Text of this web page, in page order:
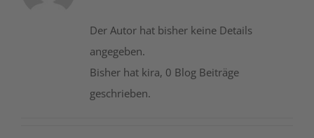
Unternehmen
Der Autor hat bisher keine Details
angegeben.
Bisher hat kira, 0 Blog Beiträge
geschrieben.